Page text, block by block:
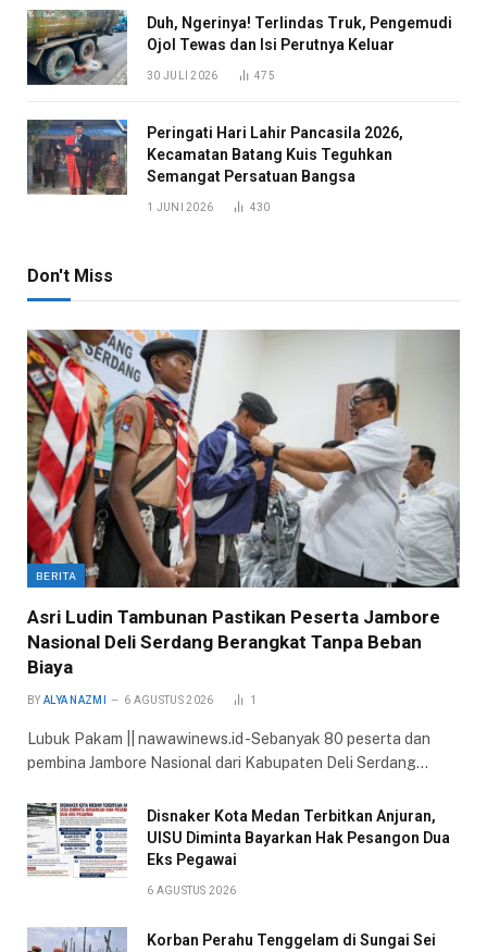
Duh, Ngerinya! Terlindas Truk, Pengemudi
Ojol Tewas dan Isi Perutnya Keluar
30 JULI 2026 475
Peringati Hari Lahir Pancasila 2026,
Kecamatan Batang Kuis Teguhkan
Semangat Persatuan Bangsa
1 JUNI 2026 430
Don't Miss
BERITA
Asri Ludin Tambunan Pastikan Peserta Jambore
Nasional Deli Serdang Berangkat Tanpa Beban
Biaya
BY ALYA NAZMI 6 AGUSTUS 2026 1
Lubuk Pakam || nawawinews.id -Sebanyak 80 peserta dan
pembina Jambore Nasional dari Kabupaten Deli Serdang…
Disnaker Kota Medan Terbitkan Anjuran,
UISU Diminta Bayarkan Hak Pesangon Dua
Eks Pegawai
6 AGUSTUS 2026
Korban Perahu Tenggelam di Sungai Sei